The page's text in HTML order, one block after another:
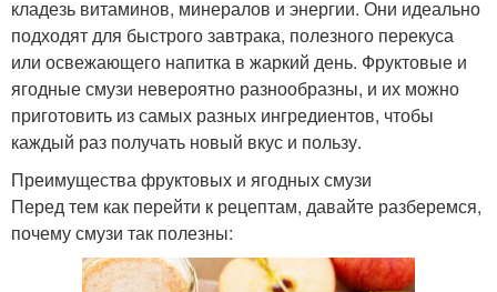
кладезь витаминов, минералов и энергии. Они идеально
подходят для быстрого завтрака, полезного перекуса
или освежающего напитка в жаркий день. Фруктовые и
ягодные смузи невероятно разнообразны, и их можно
приготовить из самых разных ингредиентов, чтобы
каждый раз получать новый вкус и пользу.
Преимущества фруктовых и ягодных смузи
Перед тем как перейти к рецептам, давайте разберемся,
почему смузи так полезны: